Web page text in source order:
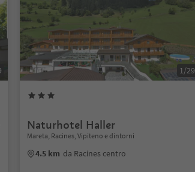
1/29
Naturhotel Haller
Mareta, Racines, Vipiteno e dintorni
4.5 km da Racines centro